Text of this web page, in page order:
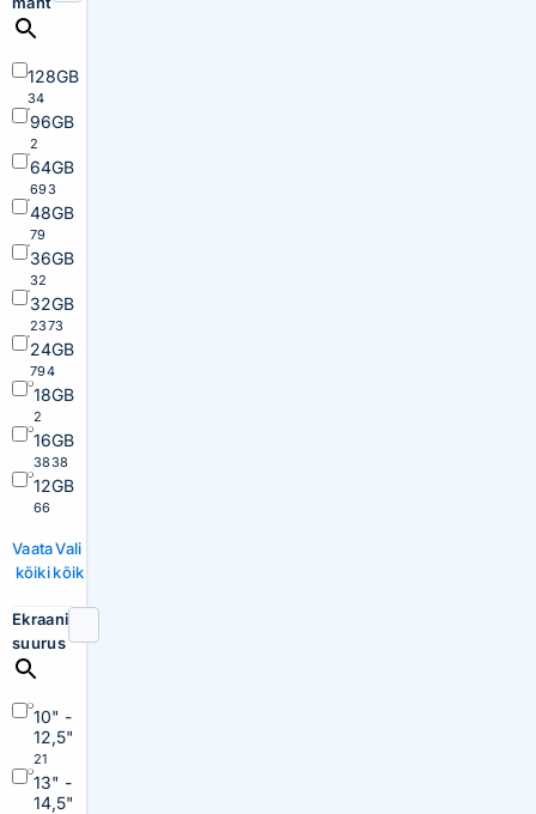
128GB
34
96GB
2
64GB
693
48GB
79
36GB
32
32GB
2373
24GB
794
18GB
2
16GB
3838
12GB
66
Vaata
kõiki
Vali
kõik
Ekraani
suurus
10" -
12,5"
21
13" -
14,5"